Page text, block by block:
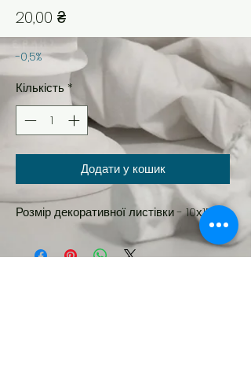
20,00 ₴Ціна
-0,5%
Кількість*
Додати у кошик
Розмір декоративної листівки - 10х15см